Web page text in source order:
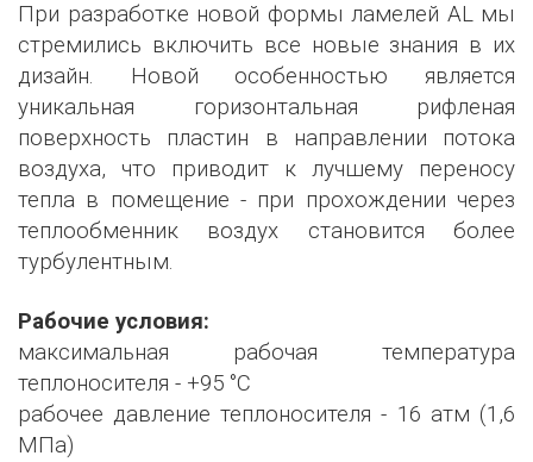
При разработке новой формы ламелей AL мы
стремились включить все новые знания в их
дизайн. Новой особенностью является
уникальная горизонтальная рифленая
поверхность пластин в направлении потока
воздуха, что приводит к лучшему переносу
тепла в помещение - при прохождении через
теплообменник воздух становится более
турбулентным.
Рабочие условия:
максимальная рабочая температура
теплоносителя - +95 °С
рабочее давление теплоносителя - 16 атм (1,6
МПа)